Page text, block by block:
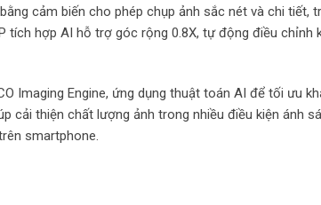
cảm biến cho phép chụp ảnh sắc nét và chi tiết,
hợp AI hỗ trợ góc rộng 0.8X, tự động điều chỉnh
Imaging Engine, ứng dụng thuật toán AI để tối ưu
cải thiện chất lượng ảnh trong nhiều điều kiện ánh
smartphone.